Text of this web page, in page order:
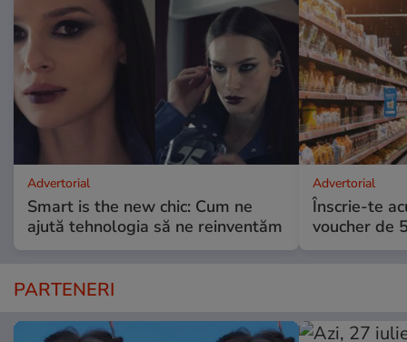
Advertorial
Smart is the new chic: Cum ne
ajută tehnologia să ne reinventăm
Advertorial
Înscrie-te
voucher de
PARTENERI